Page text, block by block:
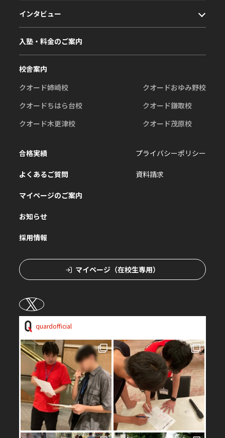
校舎案内
クオード姉崎校
クオードちはら台校
クオード木更津校
クオードおゆみ野校
クオード鎌取校
クオード茂原校
インタビュー
入塾・料金のご案内
合格実績
よくあるご質問
マイページのご案内
お知らせ
採用情報
プライバシーポリシー
資料請求
マイページ（在校生専用）
quardofficial